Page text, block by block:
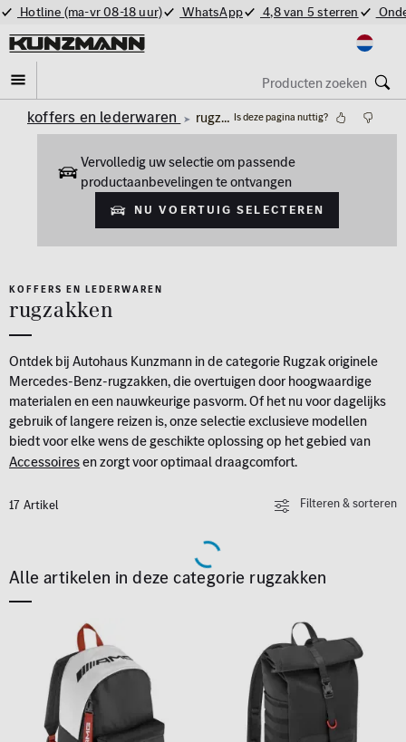
Hotline (ma-vr 08-18 uur) WhatsApp 4,8 van 5 sterren
koffers en lederwaren rugzakken Is deze pagina nuttig?
Vervolledig uw selectie om passende
productaanbevelingen te ontvangen
Nu voertuig selecteren
KOFFERS EN LEDERWAREN
rugzakken
17 Artikel Filteren & sorteren
Ontdek bij Autohaus Kunzmann in de categorie Rugzak originele
Mercedes-Benz-rugzakken, die overtuigen door hoogwaardige
materialen en een nauwkeurige pasvorm. Of het nu voor dagelijks
gebruik of langere reizen is, onze selectie exclusieve modellen
biedt voor elke wens de geschikte oplossing op het gebied van
Accessoiresen zorgt voor optimaal draagcomfort.
Alle artikelen in deze categorie rugzakken